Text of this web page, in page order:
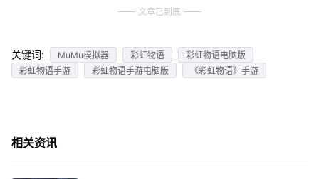
文章已到底
关键词: MuMu模拟器 彩虹物语
彩虹物语电脑版
彩虹物语手游
彩虹物语手游电脑版 《彩虹物语》手游
相关资讯